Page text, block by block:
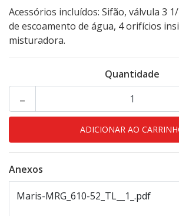
Acessórios incluídos: Sifão, válvula 3
de escoamento de água, 4 orifícios
misturadora.
Quantidade
-
Anexos
Maris-MRG_610-52_TL__1_.pdf